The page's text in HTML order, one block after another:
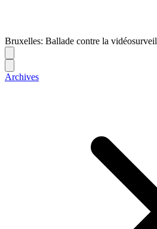
Bruxelles: Ballade contre la
Archives